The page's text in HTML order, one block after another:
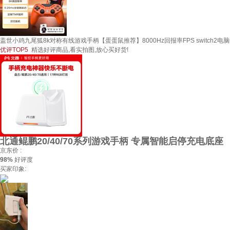
盖世小鸡九尾狐8k对称有线游戏手柄【蛋蛋鼠推荐】8000Hz回报率FPS switch2电
优评TOP5 精选好评商品,看实拍图,放心买好货!
北通鲲鹏20/40/70系列游戏手柄 专属智能启停充电底座
京东价 :
98% 好评度
买家印象: